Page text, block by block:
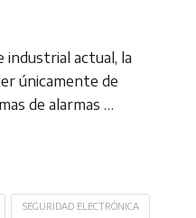
industrial actual, la
únicamente de
de alarmas …
SEGURIDAD ELECTRÓNICA